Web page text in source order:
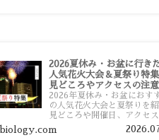
2026夏休み・お盆に行き
人気花火大会＆夏祭り特集
見どころやアクセスの注
2026年夏休み・お盆におす
の人気花火大会と夏祭りを紹
見どころや開催日、アクセ
雑対策、旅行前に知ってお
注意点をわかりやすく解説